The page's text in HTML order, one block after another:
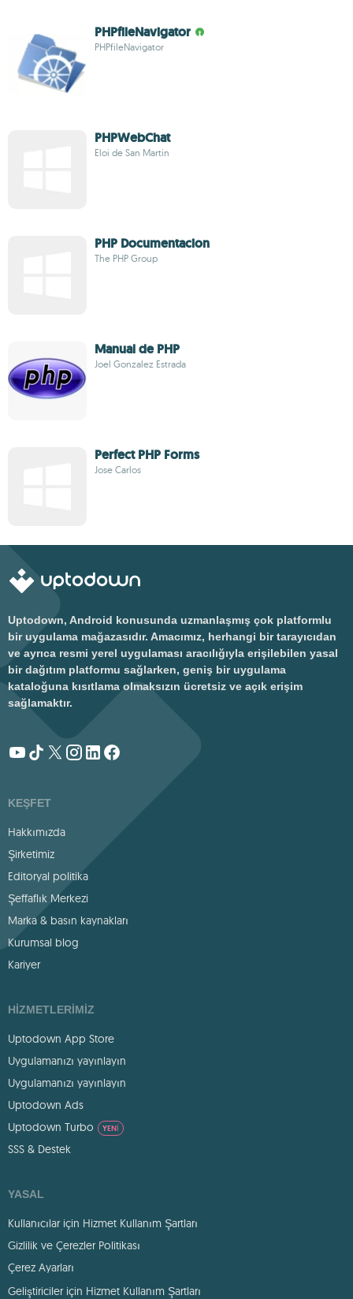
PHPfileNavigator
PHPfileNavigator
PHPWebChat
Eloi de San Martin
PHP Documentacion
The PHP Group
Manual de PHP
Joel Gonzalez Estrada
Perfect PHP Forms
Jose Carlos
Uptodown, Android konusunda uzmanlaşmış çok platformlu
bir uygulama mağazasıdır. Amacımız, herhangi bir tarayıcıdan
ve ayrıca resmi yerel uygulaması aracılığıyla erişilebilen yasal
bir dağıtım platformu sağlarken, geniş bir uygulama
kataloğuna kısıtlama olmaksızın ücretsiz ve açık erişim
sağlamaktır.
KEŞFET
Hakkımızda
Şirketimiz
Editoryal politika
Şeffaflık Merkezi
Marka & basın kaynakları
Kurumsal blog
Kariyer
HIZMETLERIMIZ
Uptodown App Store
Uygulamanızı yayınlayın
Uygulamanızı yayınlayın
Uptodown Ads
Uptodown Turbo
YENI
SSS & Destek
YASAL
Kullanıcılar için Hizmet Kullanım Şartları
Gizlilik ve Çerezler Politikası
Çerez Ayarları
Geliştiriciler için Hizmet Kullanım Şartları